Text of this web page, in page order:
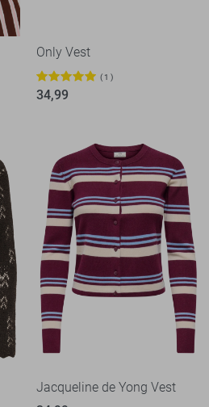
Only Vest
1
34,99
Jacqueline de Yong Vest